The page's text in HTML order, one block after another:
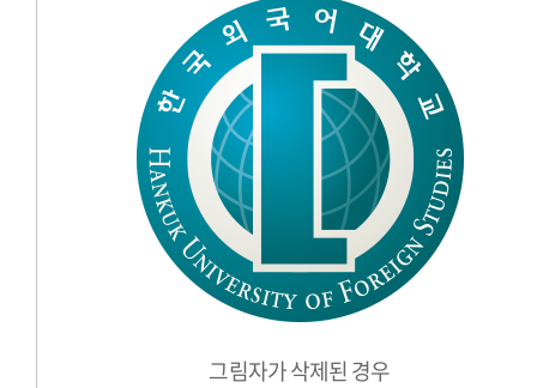
그림자가 삭제된 경우